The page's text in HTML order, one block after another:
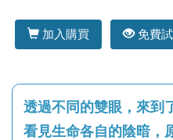
加入購買 免費
透過不同的雙眼，來到
看見生命各自的陰暗，